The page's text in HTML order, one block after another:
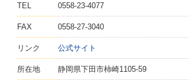
TEL 0558-23-4077
FAX 0558-27-3040
リンク 公式サイト
所在地 静岡県下田市柿崎1105-59